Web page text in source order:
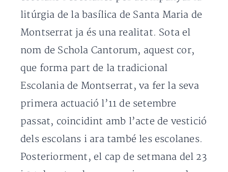
litúrgia de la basílica de Santa Maria de
Montserrat ja és una realitat. Sota el
nom de Schola Cantorum, aquest cor,
que forma part de la tradicional
Escolania de Montserrat, va fer la seva
primera actuació l’11 de setembre
passat, coincidint amb l’acte de vestició
dels escolans i ara també les escolanes.
Posteriorment, el cap de setmana del 23